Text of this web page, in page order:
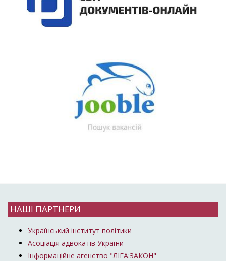
НАШІ ПАРТНЕРИ
Український інститут політики
Асоціація адвокатів України
Інформаційне агенство "ЛІГА:ЗАКОН"